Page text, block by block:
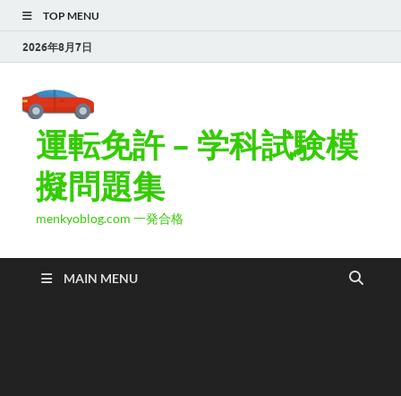
TOP MENU
2026年8月7日
運転免許 – 学科試験模
擬問題集
menkyoblog.com 一発合格
MAIN MENU